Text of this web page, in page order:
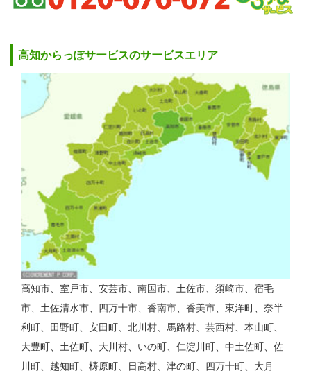
高知からっぽサービスのサービスエリア
高知市、室戸市、安芸市、南国市、土佐市、須崎市、宿毛
市、土佐清水市、四万十市、香南市、香美市、東洋町、奈半
利町、田野町、安田町、北川村、馬路村、芸西村、本山町、
大豊町、土佐町、大川村、いの町、仁淀川町、中土佐町、佐
川町、越知町、梼原町、日高村、津の町、四万十町、大月